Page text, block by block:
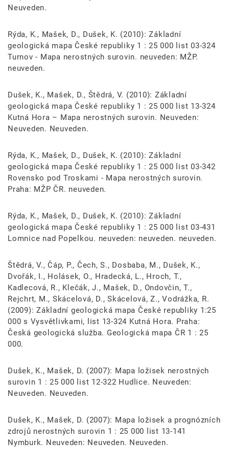
Neuveden.
Rýda, K., Mašek, D., Dušek, K. (2010): Základní
geologická mapa České republiky 1 : 25 000 list 03-324
Turnov - Mapa nerostných surovin. neuveden: MŽP.
neuveden.
Dušek, K., Mašek, D., Štědrá, V. (2010): Základní
geologická mapa České republiky 1 : 25 000 list 13-324
Kutná Hora – Mapa nerostných surovin. Neuveden:
Neuveden. Neuveden.
Rýda, K., Mašek, D., Dušek, K. (2010): Základní
geologická mapa České republiky 1 : 25 000 list 03-342
Rovensko pod Troskami - Mapa nerostných surovin.
Praha: MŽP ČR. neuveden.
Rýda, K., Mašek, D., Dušek, K. (2010): Základní
geologická mapa České republiky 1 : 25 000 list 03-431
Lomnice nad Popelkou. neuveden: neuveden. neuveden.
Štědrá, V., Čáp, P., Čech, S., Dosbaba, M., Dušek, K.,
Dvořák, I., Holásek, O., Hradecká, L., Hroch, T.,
Kadlecová, R., Klečák, J., Mašek, D., Ondovčin, T.,
Rejchrt, M., Skácelová, D., Skácelová, Z., Vodrážka, R.
(2009): Základní geologická mapa České republiky 1:25
000 s Vysvětlivkami, list 13-324 Kutná Hora. Praha:
Česká geologická služba. Geologická mapa ČR 1 : 25
000.
Dušek, K., Mašek, D. (2007): Mapa ložisek nerostných
surovin 1 : 25 000 list 12-322 Hudlice. Neuveden:
Neuveden. Neuveden.
Dušek, K., Mašek, D. (2007): Mapa ložisek a prognózních
zdrojů nerostných surovin 1 : 25 000 list 13-141
Nymburk. Neuveden: Neuveden. Neuveden.